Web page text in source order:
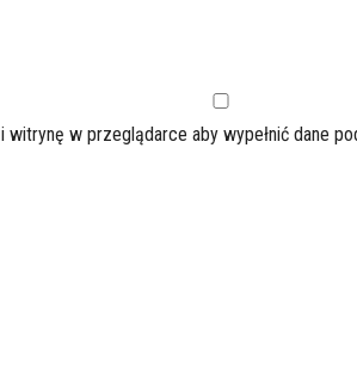
witrynę w przeglądarce aby wypełnić dane